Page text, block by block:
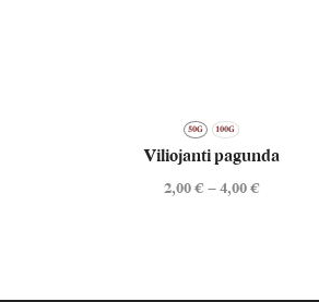
50G 100G
Viliojanti pagunda
2,00€ – 4,00€